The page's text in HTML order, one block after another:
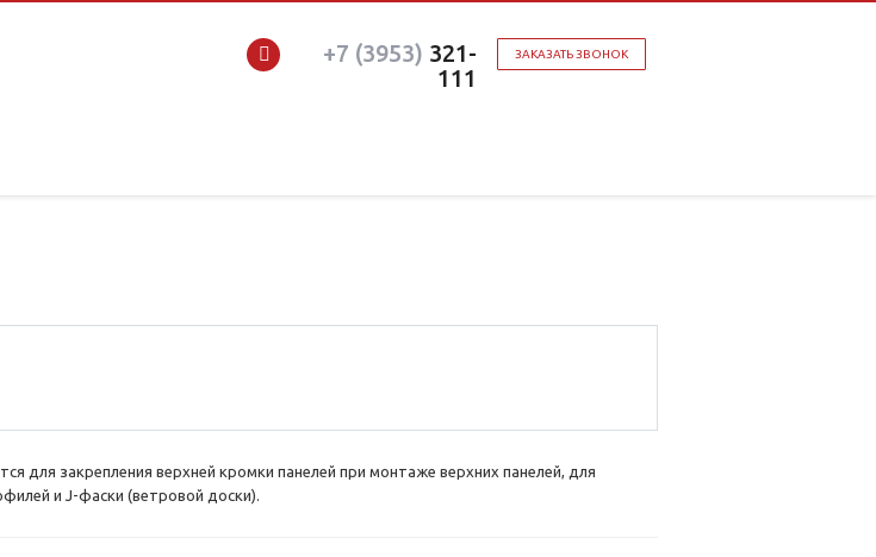
ЗАКАЗАТЬ ЗВОНОК
+7 (3953) 321-
111
для закрепления верхней кромки панелей при монтаже верхних панелей, для
и J-фаски (ветровой доски).